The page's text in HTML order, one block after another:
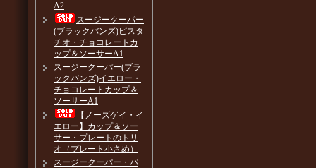
A2
スージークーパー
(ブラックバンズ)ピスタ
チオ・チョコレートカ
ップ＆ソーサーA1
スージークーパー(ブラ
ックバンズ)イエロー・
チョコレートカップ＆
ソーサーA1
【ノーズゲイ・イ
エロー】カップ＆ソー
サー・プレートのトリ
オ（プレート小さめ）
スージークーパー・パ